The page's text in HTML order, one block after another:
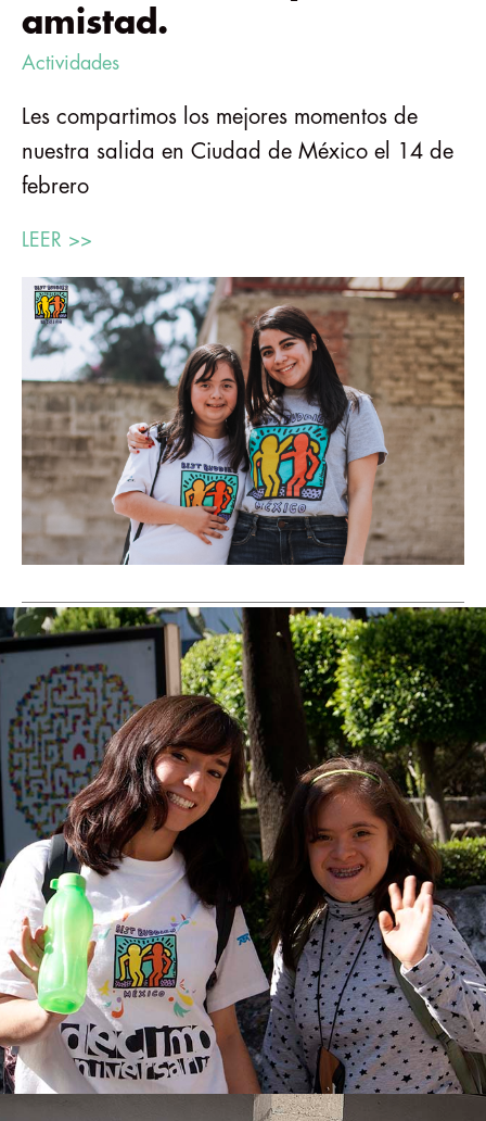
amistad.
Actividades
Les compartimos los mejores momentos de
nuestra salida en Ciudad de México el 14 de
febrero
LEER >>